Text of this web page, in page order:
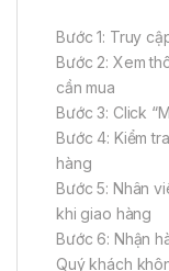
Bước 1: Truy
Bước 2: Xem
cần mua
Bước 3: Click
Bước 4: Kiểm
hàng
Bước 5: Nhân
khi giao hàng
Bước 6: Nhận
Quý khách